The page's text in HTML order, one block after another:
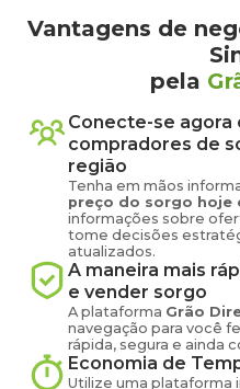
Vantagens de
pela
Conecte-se
compradores de
região
Tenha em mãos
preço do sorgo hoje
informações sobre
tome decisões
atualizados.
A maneira mais
e vender sorgo
A plataforma Grão
navegação para você
rápida, segura e ainda
Economia de
Utilize uma plataforma